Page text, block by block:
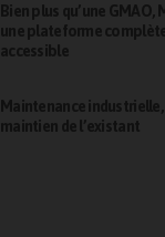
Bien plus qu’une GMAO,
une plateforme
accessible
Maintenance
maintien de l’existant